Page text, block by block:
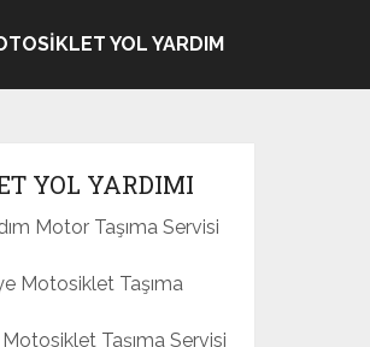
YOL YARDIM
YOL YARDIMI
Motor Taşıma Servisi
Motosiklet Taşıma
Taşıma Servisi